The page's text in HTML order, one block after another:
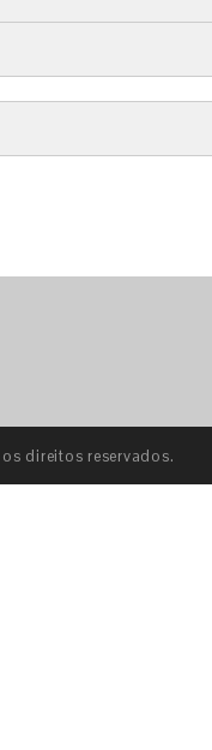
direitos reservados.